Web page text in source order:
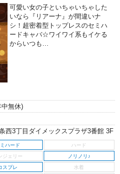
可愛い女の子といちゃいちゃした
いなら『リアーナ』が間違いナ
シ！超密着型トップレスのセミハ
ードキャバ☆ワイワイ系もイケる
からいつも…
無休)
西3丁目ダイメックスプラザ3番館 3F
ハード
ノリノリ♪
スプレ